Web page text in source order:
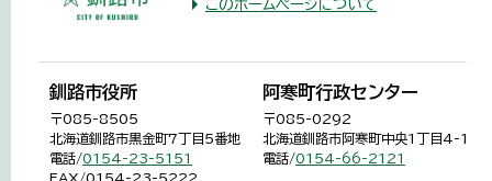
このホームページについて
釧路市役所
〒085-8505
北海道釧路市黒金町7丁目5番地
電話/0154-23-5151
FAX/0154-23-5222
阿寒町行政センター
〒085-0292
北海道釧路市阿寒町中央1丁目4-1
電話/0154-66-2121